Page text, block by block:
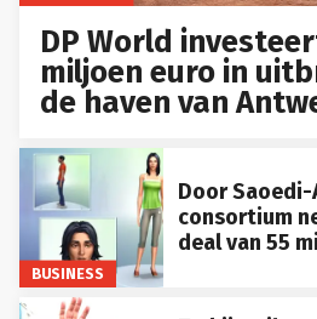
DP World
miljoen euro in
de haven van
BUSINESS
Door
consortium
deal van 55